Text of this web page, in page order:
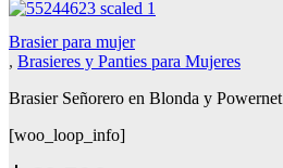
Brasier para mujer
, Brasieres y Panties para Mujeres
Brasier Señorero en Blonda y Powernet
[woo_loop_info]